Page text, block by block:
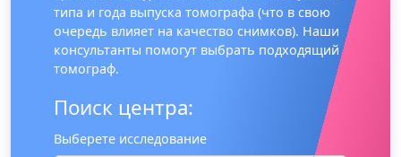
типа и года выпуска томографа (что в свою
очередь влияет на качество снимков). Наши
консультанты помогут выбрать подходящий
томограф.
Поиск центра:
Выберете исследование